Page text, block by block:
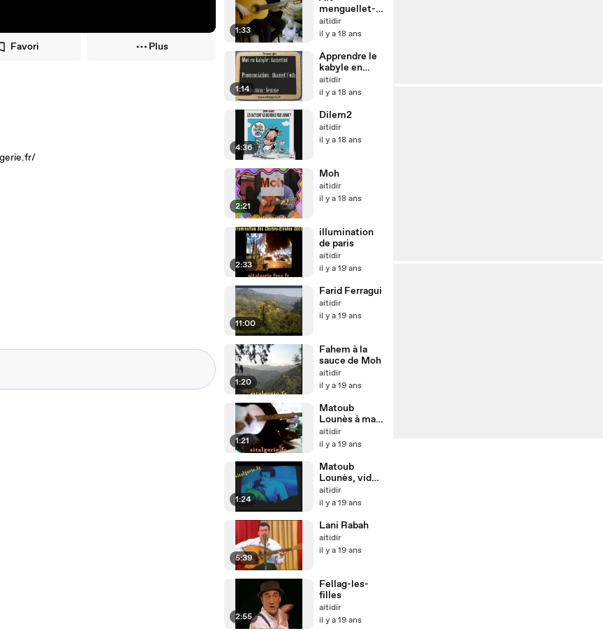
Favori Plus
1:33
menguellet-
par-Moh
aitidir
il y a 18 ans
1:14
Apprendre le
kabyle en
video
aitidir
il y a 18 ans
4:36
Dilem2
aitidir
il y a 18 ans
2:21
Moh
aitidir
il y a 18 ans
2:33
illumination
de paris
aitidir
il y a 19 ans
11:00
Farid Ferragui
aitidir
il y a 19 ans
1:20
Fahem à la
sauce de Moh
aitidir
il y a 19 ans
1:21
Matoub
Lounès à ma
sauce
aitidir
il y a 19 ans
1:24
Matoub
Lounès, vidéo
très rare
aitidir
il y a 19 ans
5:39
Lani Rabah
aitidir
il y a 19 ans
2:55
Fellag-les-
filles
aitidir
il y a 19 ans